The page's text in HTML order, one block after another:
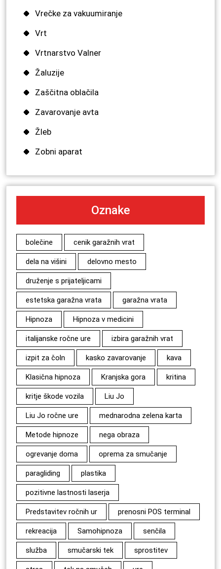
Vrečke za vakuumiranje
Vrt
Vrtnarstvo Valner
Žaluzije
Zaščitna oblačila
Zavarovanje avta
Žleb
Zobni aparat
Oznake
bolečine cenik garažnih vrat
dela na višini delovno mesto
druženje s prijateljicami
estetska garažna vrata garažna vrata
Hipnoza Hipnoza v medicini
italijanske ročne ure izbira garažnih vrat
izpit za čoln kasko zavarovanje kava
Klasična hipnoza Kranjska gora kritina
kritje škode vozila Liu Jo
Liu Jo ročne ure mednarodna zelena karta
Metode hipnoze nega obraza
ogrevanje doma oprema za smučanje
paragliding plastika
pozitivne lastnosti laserja
Predstavitev ročnih ur prenosni POS terminal
rekreacija Samohipnoza senčila
služba smučarski tek sprostitev